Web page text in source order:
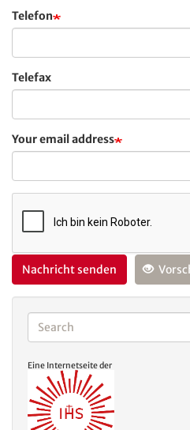
Telefon
Telefax
Your email address
Nachricht senden
Search
Search
Eine Internetseite der